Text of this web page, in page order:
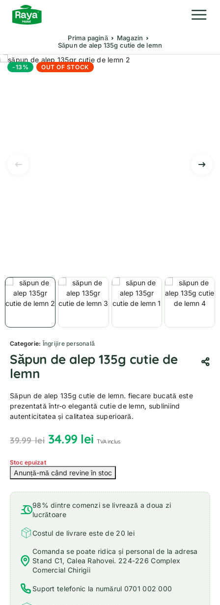
Prima pagină
Magazin
Săpun de alep 135g cutie de lemn
-13% OUT OF STOCK
Categorie: Îngrijire personală
Săpun de alep 135g cutie de
lemn
Săpun de alep 135g cutie de lemn. fiecare bucată este
prezentată într-o elegantă cutie de lemn, subliniind
autenticitatea și calitatea superioară.
39.99lei 34.99 lei TVA inclus
Stoc epuizat
98% dintre comenzi se livrează a doua zi
lucrătoare
Costul de livrare este de 20 lei
Comanda se poate ridica și personal de la adresa
Stand C1, Calea Rahovei. 224-226 Complex
Comercial Chirigii
Suport telefonic la numărul 0701 002 000